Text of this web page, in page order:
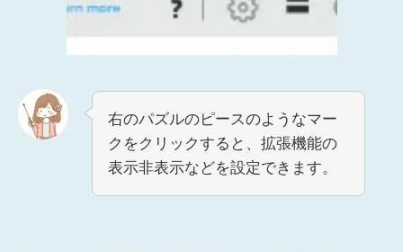
右のパズルのピースのようなマー
クをクリックすると、拡張機能の
表示非表示などを設定できます。